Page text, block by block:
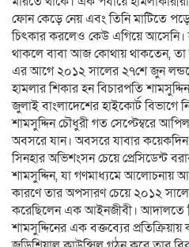
ফোন কেড়ে নেয় এবং তিনি মাটিতে
চিৎকার করলেও কেউ এগিয়ে আসেনি।
থাকলে বাবা আজ কোথায় থাকতেন, তা
এর আগে ২০১২ সালের ২৭শে জুন
হামলার শিকার হন বিচারপতি
জুলাই বাংলাদেশের হাইকোর্ট
শামসুদ্দিন চৌধুরী গত সেপ্টেম্বরে
অবসরে যান। অবসরে যাবার
সিনহার অভিশংসন চেয়ে প্রেসিডেন্ট
শামসুদ্দিন, যা গণমাধ্যমে আলোচনায়
কারণে তার অপসারণ চেয়ে ২০১২
করেছিলেন এক আইনজীবী। আদালতে
শামসুদ্দিনের এক বক্তব্যের